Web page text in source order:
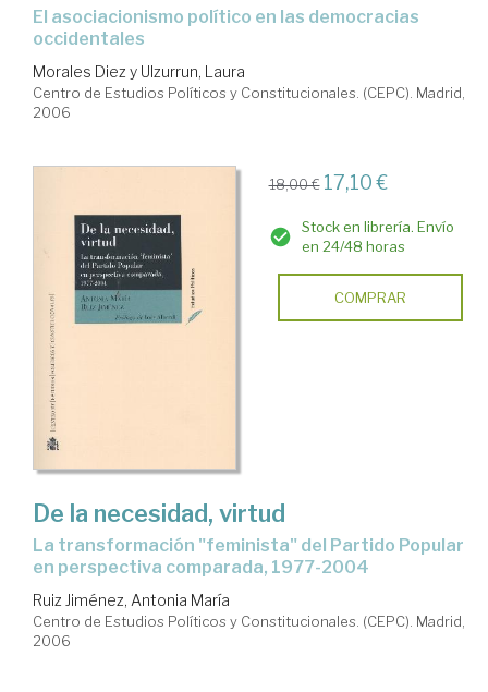
el asociacionismo político en las democracias
occidentales
Morales Diez y Ulzurrun, Laura
Centro de Estudios Políticos y Constitucionales. (CEPC). Madrid,
2006
18,00 € 17,10 €
Stock en librería. Envío
en 24/48 horas
COMPRAR
De la necesidad, virtud
la transformación "feminista" del Partido Popular
en perspectiva comparada, 1977-2004
Ruiz Jiménez, Antonia María
Centro de Estudios Políticos y Constitucionales. (CEPC). Madrid,
2006